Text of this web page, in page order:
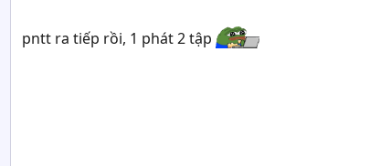
n
pntt ra tiếp rồi, 1 phát 2 tập